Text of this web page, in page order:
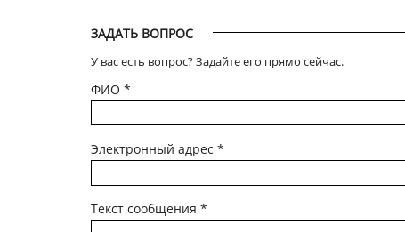
ЗАДАТЬ ВОПРОС
У вас есть вопрос? Задайте его прямо сейчас.
ФИО *
Электронный адрес *
Текст сообщения *